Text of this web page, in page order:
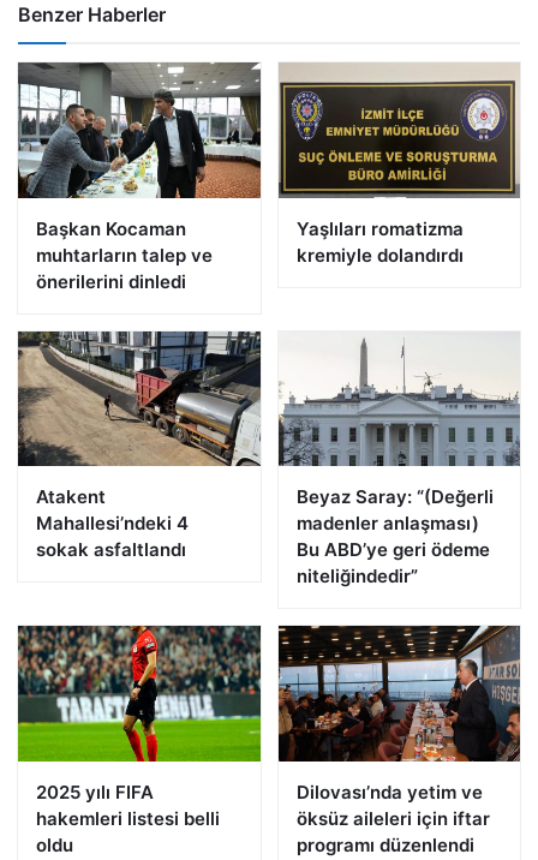
Benzer Haberler
Başkan Kocaman
muhtarların talep ve
önerilerini dinledi
Yaşlıları romatizma
kremiyle dolandırdı
Atakent
Mahallesi’ndeki 4
sokak asfaltlandı
Beyaz Saray: “(Değerli
madenler anlaşması)
Bu ABD’ye geri ödeme
niteliğindedir”
2025 yılı FIFA
hakemleri listesi belli
oldu
Dilovası’nda yetim ve
öksüz aileleri için iftar
programı düzenlendi